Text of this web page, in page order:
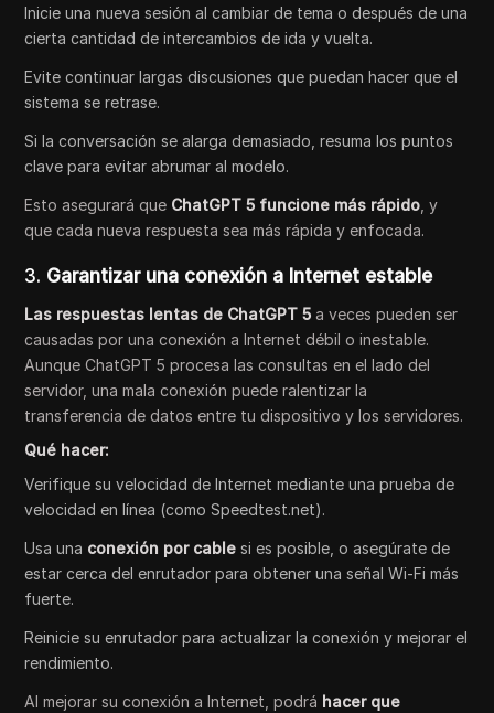
Inicie una nueva sesión al cambiar de tema o después de una
cierta cantidad de intercambios de ida y vuelta.
Evite continuar largas discusiones que puedan hacer que el
sistema se retrase.
Si la conversación se alarga demasiado, resuma los puntos
clave para evitar abrumar al modelo.
Esto asegurará que ChatGPT 5 funcione más rápido , y
que cada nueva respuesta sea más rápida y enfocada.
3. Garantizar una conexión a Internet estable
Las respuestas lentas de ChatGPT 5 a veces pueden ser
causadas por una conexión a Internet débil o inestable.
Aunque ChatGPT 5 procesa las consultas en el lado del
servidor, una mala conexión puede ralentizar la
transferencia de datos entre tu dispositivo y los servidores.
Qué hacer:
Verifique su velocidad de Internet mediante una prueba de
velocidad en línea (como Speedtest.net).
Usa una conexión por cable si es posible, o asegúrate de
estar cerca del enrutador para obtener una señal Wi-Fi más
fuerte.
Reinicie su enrutador para actualizar la conexión y mejorar el
rendimiento.
Al mejorar su conexión a Internet, podrá hacer que